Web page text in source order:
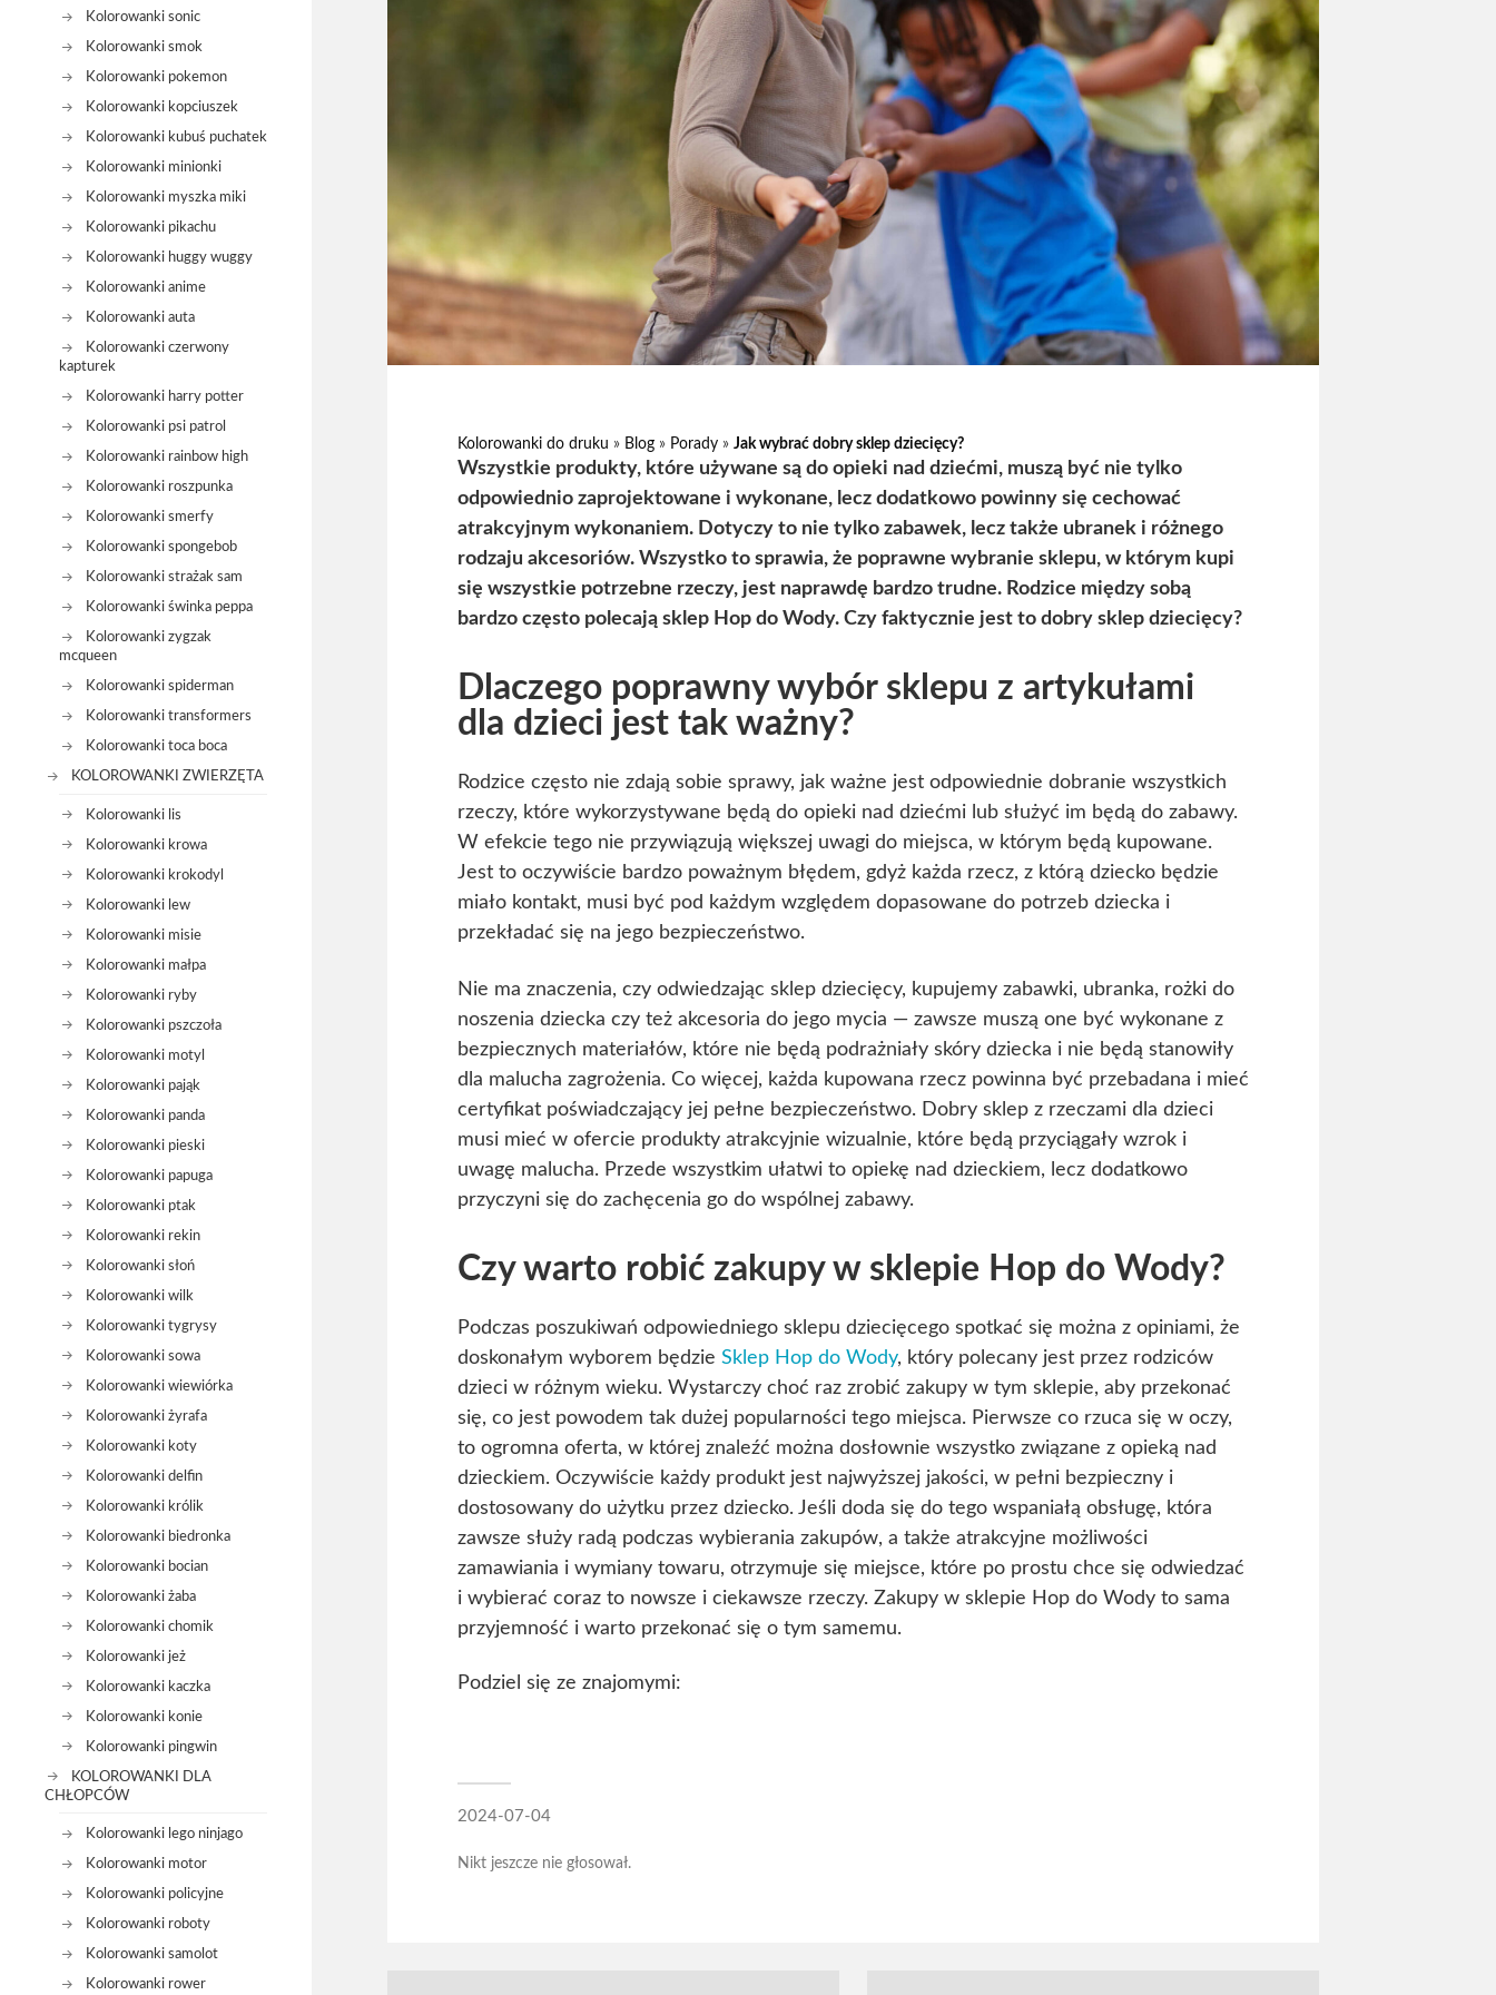
Kolorowanki sonic
Kolorowanki smok
Kolorowanki pokemon
Kolorowanki kopciuszek
Kolorowanki kubuś puchatek
Kolorowanki minionki
Kolorowanki myszka miki
Kolorowanki pikachu
Kolorowanki huggy wuggy
Kolorowanki anime
Kolorowanki auta
Kolorowanki czerwony
kapturek
Kolorowanki harry potter
Kolorowanki psi patrol
Kolorowanki rainbow high
Kolorowanki roszpunka
Kolorowanki smerfy
Kolorowanki spongebob
Kolorowanki strażak sam
Kolorowanki świnka peppa
Kolorowanki zygzak
mcqueen
Kolorowanki spiderman
Kolorowanki transformers
Kolorowanki toca boca
KOLOROWANKI ZWIERZĘTA
Kolorowanki lis
Kolorowanki krowa
Kolorowanki krokodyl
Kolorowanki lew
Kolorowanki misie
Kolorowanki małpa
Kolorowanki ryby
Kolorowanki pszczoła
Kolorowanki motyl
Kolorowanki pająk
Kolorowanki panda
Kolorowanki pieski
Kolorowanki papuga
Kolorowanki ptak
Kolorowanki rekin
Kolorowanki słoń
Kolorowanki wilk
Kolorowanki tygrysy
Kolorowanki sowa
Kolorowanki wiewiórka
Kolorowanki żyrafa
Kolorowanki koty
Kolorowanki delfin
Kolorowanki królik
Kolorowanki biedronka
Kolorowanki bocian
Kolorowanki żaba
Kolorowanki chomik
Kolorowanki jeż
Kolorowanki kaczka
Kolorowanki konie
Kolorowanki pingwin
KOLOROWANKI DLA
CHŁOPCÓW
Kolorowanki lego ninjago
Kolorowanki motor
Kolorowanki policyjne
Kolorowanki roboty
Kolorowanki samolot
Kolorowanki rower
Kolorowanki do druku » Blog» Porady» Jak wybrać dobry sklep dziecięcy?
Wszystkie produkty, które używane są do opieki nad dziećmi, muszą być nie tylko
odpowiednio zaprojektowane i wykonane, lecz dodatkowo powinny się cechować
atrakcyjnym wykonaniem. Dotyczy to nie tylko zabawek, lecz także ubranek i różnego
rodzaju akcesoriów. Wszystko to sprawia, że poprawne wybranie sklepu, w którym kupi
się wszystkie potrzebne rzeczy, jest naprawdę bardzo trudne. Rodzice między sobą
bardzo często polecają sklep Hop do Wody. Czy faktycznie jest to dobry sklep dziecięcy?
Dlaczego poprawny wybór sklepu z artykułami
dla dzieci jest tak ważny?
Rodzice często nie zdają sobie sprawy, jak ważne jest odpowiednie dobranie wszystkich
rzeczy, które wykorzystywane będą do opieki nad dziećmi lub służyć im będą do zabawy.
W efekcie tego nie przywiązują większej uwagi do miejsca, w którym będą kupowane.
Jest to oczywiście bardzo poważnym błędem, gdyż każda rzecz, z którą dziecko będzie
miało kontakt, musi być pod każdym względem dopasowane do potrzeb dziecka i
przekładać się na jego bezpieczeństwo.
Nie ma znaczenia, czy odwiedzając sklep dziecięcy, kupujemy zabawki, ubranka, rożki do
noszenia dziecka czy też akcesoria do jego mycia — zawsze muszą one być wykonane z
bezpiecznych materiałów, które nie będą podrażniały skóry dziecka i nie będą stanowiły
dla malucha zagrożenia. Co więcej, każda kupowana rzecz powinna być przebadana i mieć
certyfikat poświadczający jej pełne bezpieczeństwo. Dobry sklep z rzeczami dla dzieci
musi mieć w ofercie produkty atrakcyjnie wizualnie, które będą przyciągały wzrok i
uwagę malucha. Przede wszystkim ułatwi to opiekę nad dzieckiem, lecz dodatkowo
przyczyni się do zachęcenia go do wspólnej zabawy.
Czy warto robić zakupy w sklepie Hop do Wody?
Podczas poszukiwań odpowiedniego sklepu dziecięcego spotkać się można z opiniami, że
doskonałym wyborem będzie Sklep Hop do Wody, który polecany jest przez rodziców
dzieci w różnym wieku. Wystarczy choć raz zrobić zakupy w tym sklepie, aby przekonać
się, co jest powodem tak dużej popularności tego miejsca. Pierwsze co rzuca się w oczy,
to ogromna oferta, w której znaleźć można dosłownie wszystko związane z opieką nad
dzieckiem. Oczywiście każdy produkt jest najwyższej jakości, w pełni bezpieczny i
dostosowany do użytku przez dziecko. Jeśli doda się do tego wspaniałą obsługę, która
zawsze służy radą podczas wybierania zakupów, a także atrakcyjne możliwości
zamawiania i wymiany towaru, otrzymuje się miejsce, które po prostu chce się odwiedzać
i wybierać coraz to nowsze i ciekawsze rzeczy. Zakupy w sklepie Hop do Wody to sama
przyjemność i warto przekonać się o tym samemu.
Podziel się ze znajomymi:
2024-07-04
Nikt jeszcze nie głosował.